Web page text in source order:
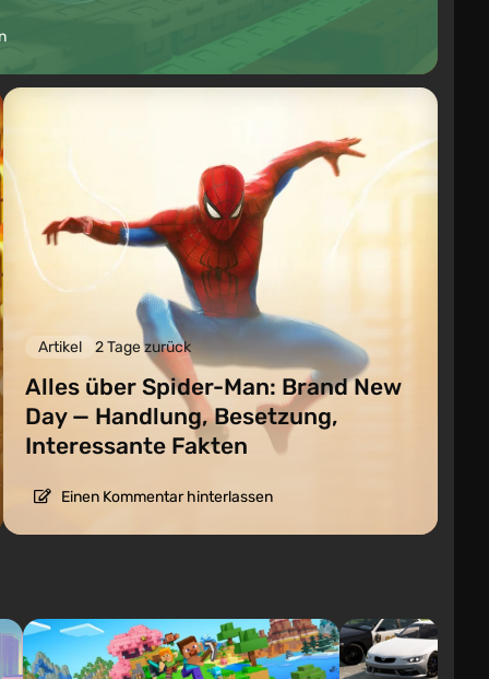
Artikel 2 Tage zurück
Alles über Spider-Man: Brand New
Day — Handlung, Besetzung,
Interessante Fakten
Einen Kommentar hinterlassen